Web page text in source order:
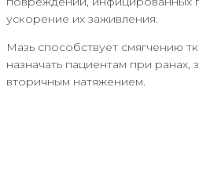
ускорение их заживления.
Мазь способствует смягчению
назначать пациентам при ранах,
вторичным натяжением.